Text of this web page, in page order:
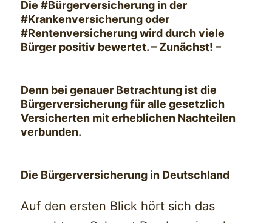
Die #Bürgerversicherung in der
#Krankenversicherung oder
#Rentenversicherung wird durch viele
Bürger positiv bewertet.– Zunächst!–
Denn bei genauer Betrachtung ist die
Bürgerversicherung für alle gesetzlich
Versicherten mit erheblichen Nachteilen
verbunden.
Die Bürgerversicherung in Deutschland
Auf den ersten Blick hört sich das